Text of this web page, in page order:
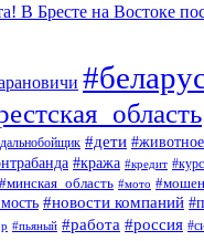
В Бресте на Востоке
#дети #животное
#кража #кредит
#минская_область #мото
#новости компаний
#пьяный #работа #россия